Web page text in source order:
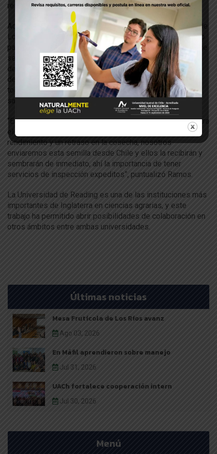
resultado dos cosechas en un año.
Además de los altos rendimientos logrados en la región de
Los Ríos, un punto clave es el posicionamiento de nuestro
país en este tipo de servicios, por la excelente imagen que
se tiene en el extranjero, donde desataca el orden a nivel
de servicios como aduanas, sumado a la importante labor
del Servicio Agrícola y Ganadero, lo que permitió sembrar
todo esto en un plazo de 12 días desde que las semillas
salieron de las oficinas de Faba Plus en Inglaterra.
“Esto es de suma importancia, ya que acá trabajamos contra
el tiempo y cada día que pasa significa una merma en el
rendimiento y un retraso en la cosecha, nosotros
enviaremos esta semilla desde Chile y ellos la recibirán y
sembrarán de inmediato, ahí la importancia de tener
servicios de inspección expeditos”, puntualizó Ramos.
La Universidad de Reading es una de las instituciones más
importantes de Inglaterra en ciencias agrarias, y este
trabajo ha permitido abrir posibilidades de colaboración en
otros ámbitos entre ambas universidades.
Últimas noticias
Mesa Frutícola de Los Ríos avanz
Ago 03, 2026
En Máfil aprendieron sobre manejo
Jul 31, 2026
UACh fortalece cooperación intern
Jul 30, 2026
Menú